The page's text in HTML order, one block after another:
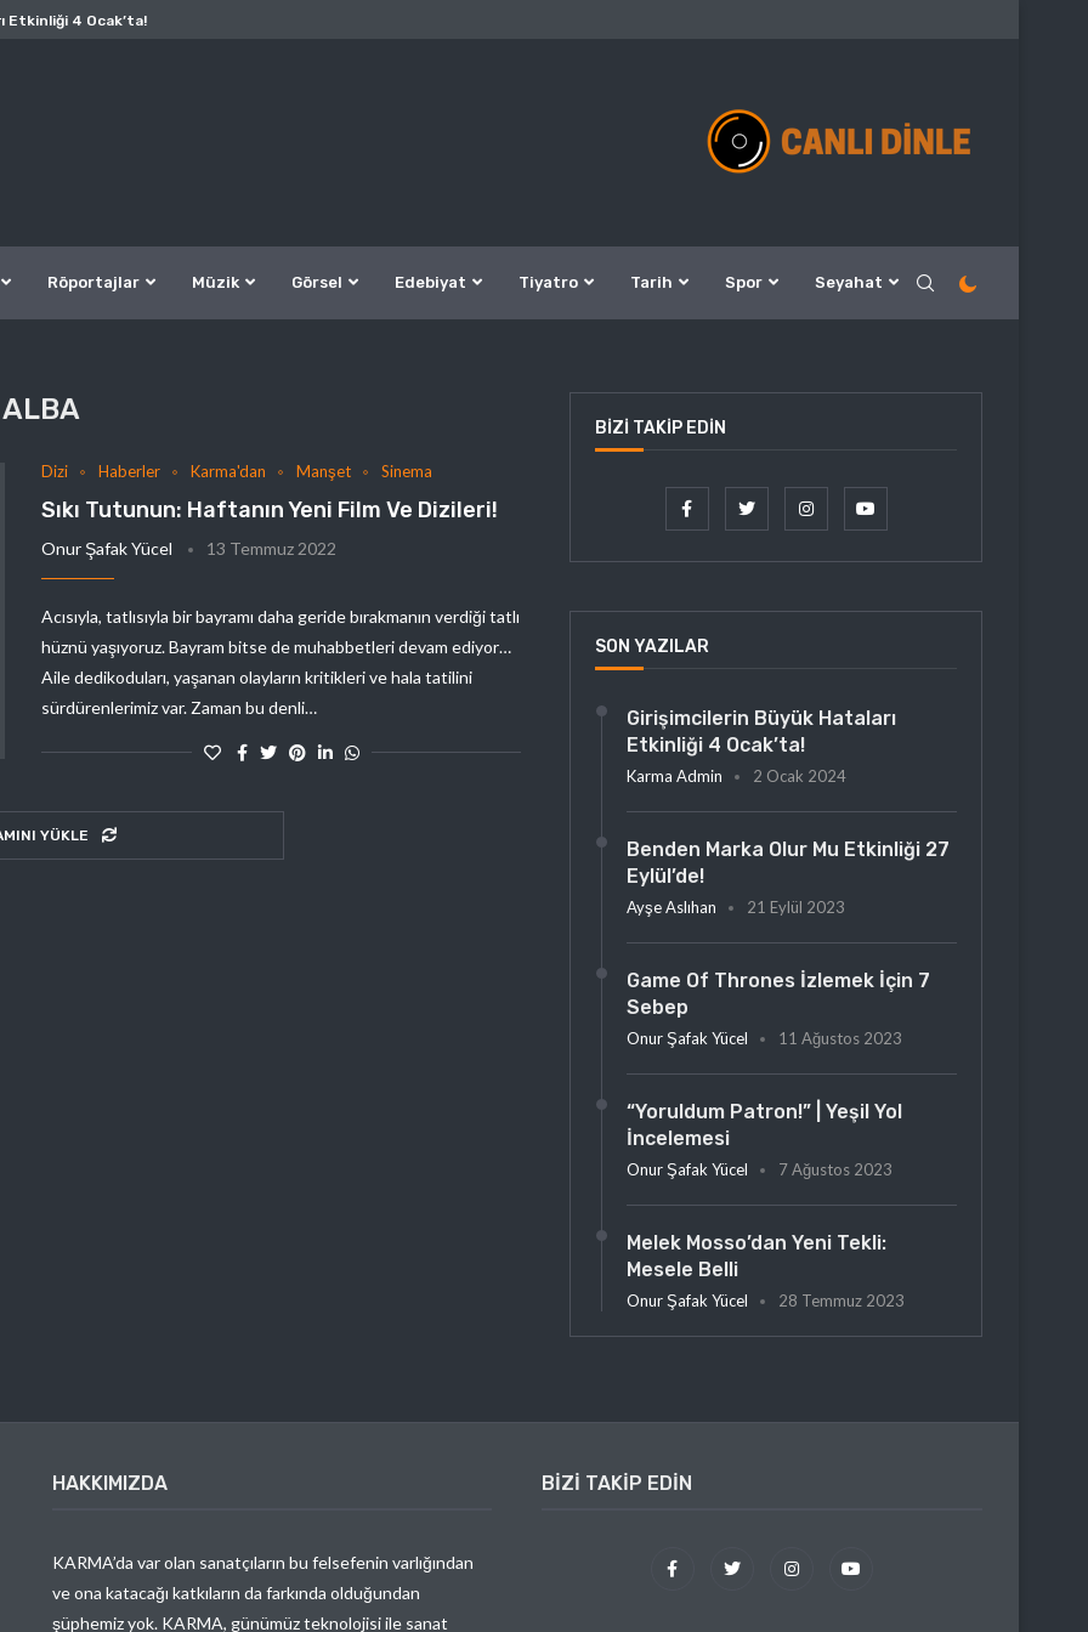
Etkinliği 4 Ocak’ta!
Röportajlar Müzik Görsel Edebiyat Tiyatro Tarih Spor Seyahat
ALBA
Dizi Haberler Karma'dan Manşet Sinema
Sıkı Tutunun: Haftanın Yeni Film Ve Dizileri!
Onur Şafak Yücel 13 Temmuz 2022
Acısıyla, tatlısıyla bir bayramı daha geride bırakmanın verdiği tatlı
hüznü yaşıyoruz. Bayram bitse de muhabbetleri devam ediyor…
Aile dedikoduları, yaşanan olayların kritikleri ve hala tatilini
sürdürenlerimiz var. Zaman bu denli…
YÜKLE
BIZI TAKIP EDIN
SON YAZILAR
Girişimcilerin Büyük Hataları
Etkinliği 4 Ocak’ta!
Karma Admin 2 Ocak 2024
Benden Marka Olur Mu Etkinliği 27
Eylül’de!
Ayşe Aslıhan 21 Eylül 2023
Game Of Thrones İzlemek İçin 7
Sebep
Onur Şafak Yücel 11 Ağustos 2023
“Yoruldum Patron!” | Yeşil Yol
İncelemesi
Onur Şafak Yücel 7 Ağustos 2023
Melek Mosso’dan Yeni Tekli:
Mesele Belli
Onur Şafak Yücel 28 Temmuz 2023
HAKKIMIZDA
KARMA’da var olan sanatçıların bu felsefenin varlığından
ve ona katacağı katkıların da farkında olduğundan
şüphemiz yok. KARMA, günümüz teknolojisi ile sanat
BIZI TAKIP EDIN